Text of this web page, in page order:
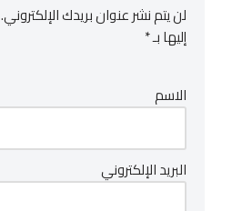
لن يتم نشر عنوان بريدك الإلكتروني.
إليها بـ*
الاسم
البريد الإلكتروني